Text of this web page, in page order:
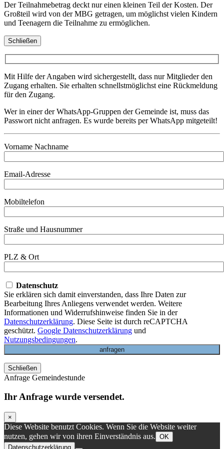
Der Teilnahmebetrag deckt nur einen kleinen Teil der Kosten. Der
Großteil wird von der MBG getragen, um möglichst vielen Kindern
und Teenagern die Teilnahme zu ermöglichen.
Schließen
Mit Hilfe der Angaben wird sichergestellt, dass nur Mitglieder den
Zugang erhalten. Sie erhalten schnellstmöglichst eine Rückmeldung
für den Zugang.
Wer in einer der WhatsApp-Gruppen der Gemeinde ist, muss das
Passwort nicht anfragen. Es wurde bereits per WhatsApp mitgeteilt!
Vorname Nachname
Email-Adresse
Mobiltelefon
Straße und Hausnummer
PLZ & Ort
Datenschutz
Sie erklären sich damit einverstanden, dass Ihre Daten zur
Bearbeitung Ihres Anliegens verwendet werden. Weitere
Informationen und Widerrufshinweise finden Sie in der
Datenschutzerklärung. Diese Seite ist durch reCAPTCHA
geschützt. Google Datenschutzerklärung und
Nutzungsbedingungen.
Schließen
Anfrage Gemeindestunde
Ihr Anfrage wurde versendet.
×
Diese Website benutzt Cookies. Wenn Sie die Website weiter
nutzen, gehen wir von ihren Einverständnis aus. OK
Datenschutzerklärung